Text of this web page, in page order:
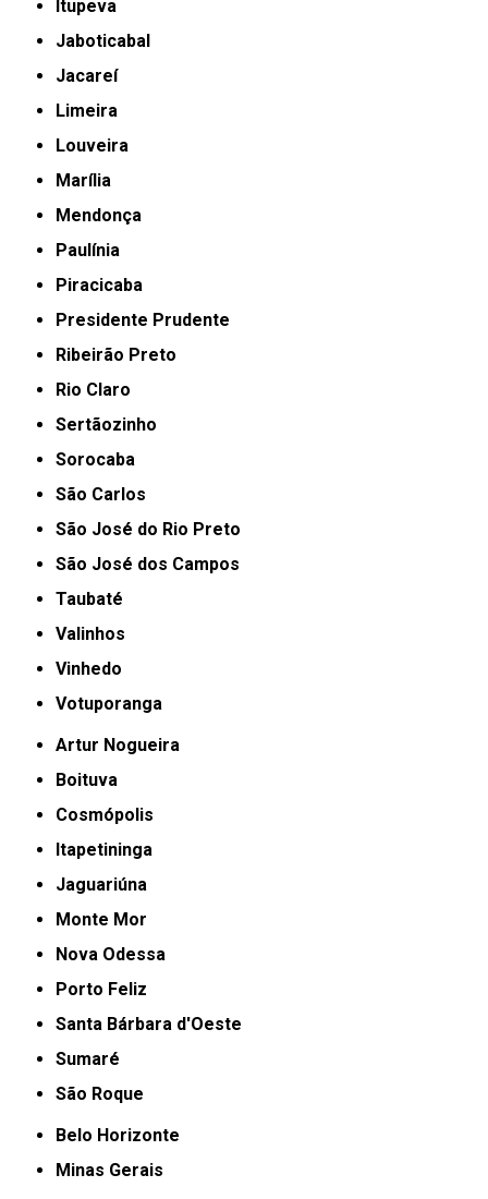
Itupeva
Jaboticabal
Jacareí
Limeira
Louveira
Marília
Mendonça
Paulínia
Piracicaba
Presidente Prudente
Ribeirão Preto
Rio Claro
Sertãozinho
Sorocaba
São Carlos
São José do Rio Preto
São José dos Campos
Taubaté
Valinhos
Vinhedo
Votuporanga
Artur Nogueira
Boituva
Cosmópolis
Itapetininga
Jaguariúna
Monte Mor
Nova Odessa
Porto Feliz
Santa Bárbara d'Oeste
Sumaré
São Roque
Belo Horizonte
Minas Gerais